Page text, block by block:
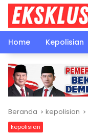
Langsung
konten
Home
Kepolisian
Beranda kepolisian
kepolisian